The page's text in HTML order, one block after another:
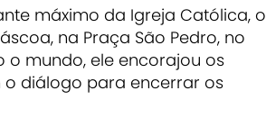
máximo da Igreja Católica, o
na Praça São Pedro, no
o mundo, ele encorajou os
diálogo para encerrar os